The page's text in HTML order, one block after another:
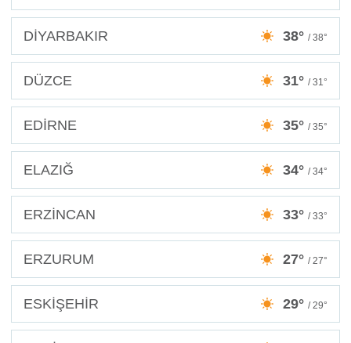
DİYARBAKIR 38° / 38°
DÜZCE 31° / 31°
EDİRNE 35° / 35°
ELAZIĞ 34° / 34°
ERZİNCAN 33° / 33°
ERZURUM 27° / 27°
ESKİŞEHİR 29° / 29°